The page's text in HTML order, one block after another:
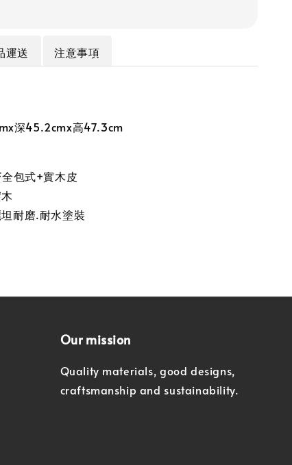
運送 注意事項
深45.2cmx高47.3cm
包式+實木皮
耐磨.耐水塗裝
Our mission
Quality materials, good designs,
craftsmanship and sustainability.